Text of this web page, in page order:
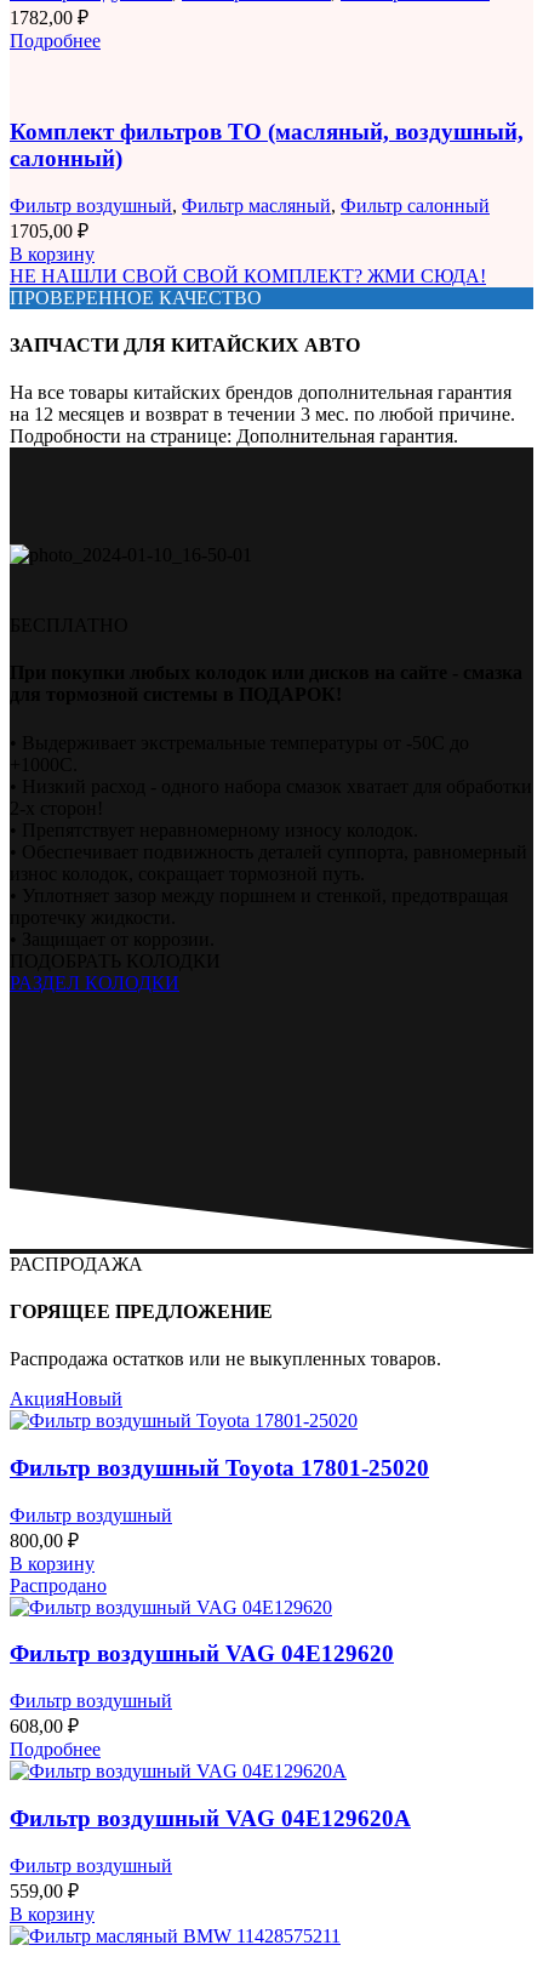
1782,00 ₽
Подробнее
Комплект фильтров ТО (масляный, воздушный,
салонный)
Фильтр воздушный, Фильтр масляный, Фильтр салонный
1705,00 ₽
В корзину
НЕ НАШЛИ СВОЙ СВОЙ КОМПЛЕКТ? ЖМИ СЮДА!
ПРОВЕРЕННОЕ КАЧЕСТВО
ЗАПЧАСТИ ДЛЯ КИТАЙСКИХ АВТО
На все товары китайских брендов дополнительная гарантия
на 12 месяцев и возврат в течении 3 мес. по любой причине.
Подробности на странице: Дополнительная гарантия.
РАЗДЕЛ КОЛОДКИ
РАСПРОДАЖА
ГОРЯЩЕЕ ПРЕДЛОЖЕНИЕ
Распродажа остатков или не выкупленных товаров.
АкцияНовый
Фильтр воздушный Toyota 17801-25020
Фильтр воздушный
800,00 ₽
В корзину
Распродано
Фильтр воздушный VAG 04E129620
Фильтр воздушный
608,00 ₽
Подробнее
Фильтр воздушный VAG 04E129620A
Фильтр воздушный
559,00 ₽
В корзину